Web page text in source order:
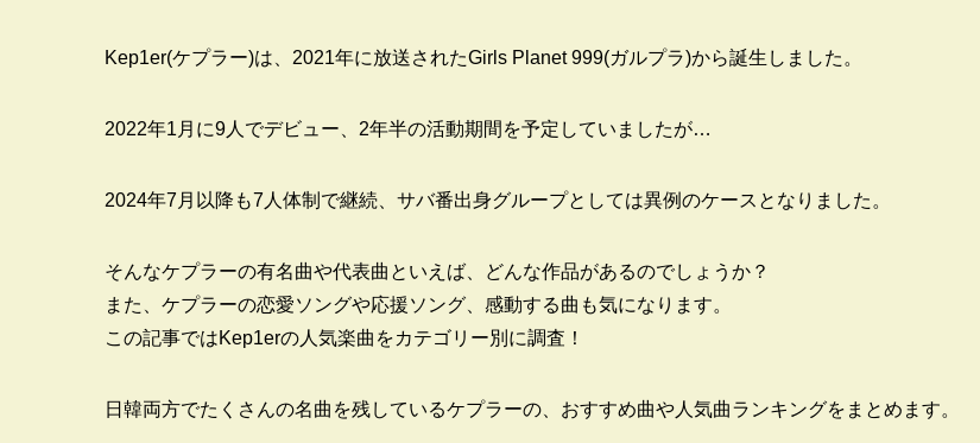
Kep1er(ケプラー)は、2021年に放送されたGirls Planet 999(ガルプラ)から誕生しました。
2022年1月に9人でデビュー、2年半の活動期間を予定していましたが…
2024年7 月以降も7 人体制で継続、サバ番出身グループとしては異例のケースとなりました。
そんなケプラーの有名曲や代表曲といえば、どんな作品があるのでしょうか？
また、ケプラーの恋愛ソングや応援ソング、感動する曲も気になります。
この記事ではKep1erの人気楽曲をカテゴリー別に調査！
日韓両方でたくさんの名曲を残しているケプラーの、おすすめ曲や人気曲ランキングをまとめます。